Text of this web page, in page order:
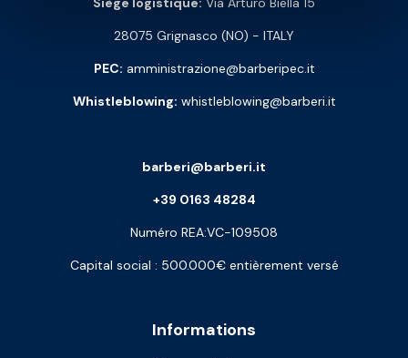
28075 Grignasco (NO) - ITALY
PEC: amministrazione@barberipec.it
Whistleblowing: whistleblowing@barberi.it
Informations
barberi@barberi.it
+39 0163 48284
Numéro REA:VC-109508
Capital social : 500.000€ entièrement versé